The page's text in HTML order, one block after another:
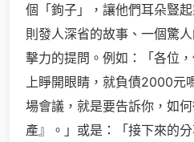
個「鉤子」，讓他們耳朵豎
則發人深省的故事、一個驚
擊力的提問。例如：「各位
上睜開眼睛，就負債2000元
場會議，就是要告訴你，如
產』。」或是：「接下來的